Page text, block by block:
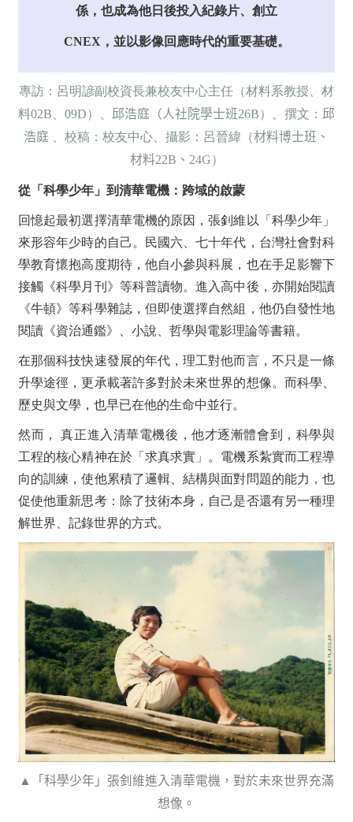
係，也成為他日後投入紀錄片、創立
CNEX，並以影像回應時代的重要基礎。
專訪：呂明諺副校資長兼校友中心主任（材料系教授、材
料02B、09D）、
邱浩庭 （人社院學士班26B） 、撰文： 邱
浩庭 、校稿：校友中心、攝影：呂晉緯（材料博士班、
材料22B 、 24G）
從「科學少年」到清華電機：跨域的啟蒙
回憶起最初選擇清華電機的原因，張釗維以「科學少年」
來形容年少時的自己。民國六、七十年代，台灣社會對科
學教育懷抱高度期待，他自小參與科展，也在手足影響下
接觸《科學月刊》等科普讀物。進入高中後，亦開始閱讀
《牛頓》等科學雜誌，但即使選擇自然組，他仍自發性地
閱讀《資治通鑑》、小說、哲學與電影理論等書籍。
在那個科技快速發展的年代，理工對他而言，不只是一條
升學途徑，更承載著許多對於未來世界的想像。而科學、
歷史與文學，也早已在他的生命中並行。
然而， 真正進入清華電機後，他才逐漸體會到，科學與
工程的核心精神在於「求真求實」。電機系紮實而工程導
向的訓練，使他累積了邏輯、結構與面對問題的能力，也
促使他重新思考：除了技術本身，自己是否還有另一種理
解世界、記錄世界的方式。
▲
「科學少年」張釗維進入清華電機，對於未來世界充滿
想像。